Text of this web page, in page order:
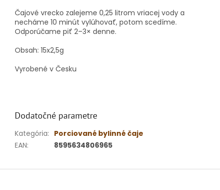
Čajové vrecko zalejeme 0,25 litrom vriacej vody a
necháme 10 minút vylúhovať, potom scedíme.
Odporúčame piť 2–3× denne.
Obsah: 15x2,5g
Vyrobené v Česku
Dodatočné parametre
Kategória: Porciované bylinné čaje
EAN: 8595634806965